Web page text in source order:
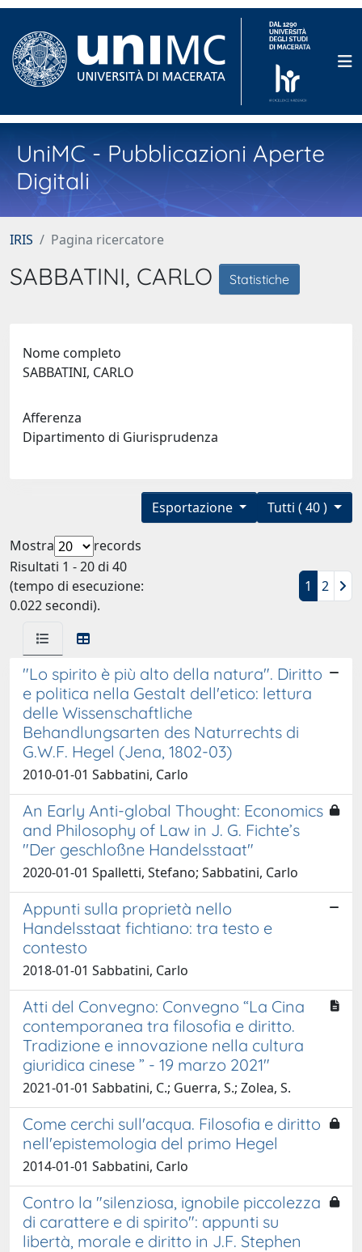
UniMC - Pubblicazioni Aperte
Digitali
IRIS Pagina ricercatore
SABBATINI, CARLO Statistiche
Nome completo
SABBATINI, CARLO
Afferenza
Dipartimento di Giurisprudenza
Tutti ( 40 )
Esportazione
Mostra
records
Risultati 1 - 20 di 40
(tempo di esecuzione:
0.022 secondi).
1 2
"Lo spirito è più alto della natura". Diritto
e politica nella Gestalt dell'etico: lettura
delle Wissenschaftliche
Behandlungsarten des Naturrechts di
G.W.F. Hegel (Jena, 1802-03)
2010-01-01 Sabbatini, Carlo
An Early Anti-global Thought: Economics
and Philosophy of Law in J. G. Fichte’s
"Der geschloßne Handelsstaat"
2020-01-01 Spalletti, Stefano; Sabbatini, Carlo
Appunti sulla proprietà nello
Handelsstaat fichtiano: tra testo e
contesto
2018-01-01 Sabbatini, Carlo
Atti del Convegno: Convegno “La Cina
contemporanea tra filosofia e diritto.
Tradizione e innovazione nella cultura
giuridica cinese ” - 19 marzo 2021"
2021-01-01 Sabbatini, C.; Guerra, S.; Zolea, S.
Come cerchi sull'acqua. Filosofia e diritto
nell'epistemologia del primo Hegel
2014-01-01 Sabbatini, Carlo
Contro la "silenziosa, ignobile piccolezza
di carattere e di spirito": appunti su
libertà, morale e diritto in J.F. Stephen